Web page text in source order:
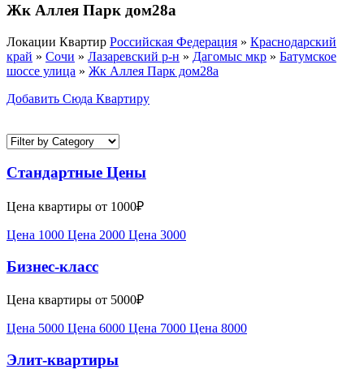
Жк Аллея Парк дом28а
Локации Квартир Российская Федерация » Краснодарский
край » Сочи » Лазаревский р-н » Дагомыс мкр » Батумское
шоссе улица » Жк Аллея Парк дом28а
Добавить Сюда Квартиру
Стандартные Цены
Цена квартиры от 1000₽
Цена 1000 Цена 2000 Цена 3000
Бизнес-класс
Цена квартиры от 5000₽
Цена 5000 Цена 6000 Цена 7000 Цена 8000
Элит-квартиры